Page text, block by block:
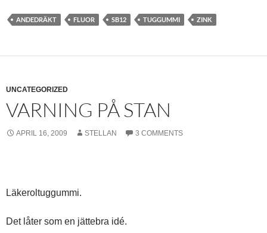
ANDEDRÄKT FLUOR SB12 TUGGUMMI ZINK
UNCATEGORIZED
VARNING PÅ STAN
APRIL 16, 2009 STELLAN 3 COMMENTS
Läkeroltuggummi.
Det låter som en jättebra idé.